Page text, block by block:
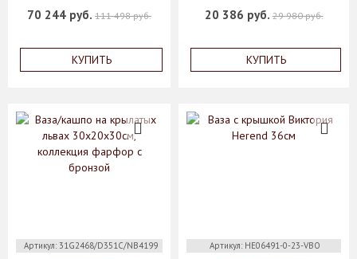
70 244 руб. 111 498 руб.
КУПИТЬ
20 386 руб.29 980 руб.
КУПИТЬ
Артикул: 31G2468/D351C/NB4199 Артикул: HE06491-0-23-VBO